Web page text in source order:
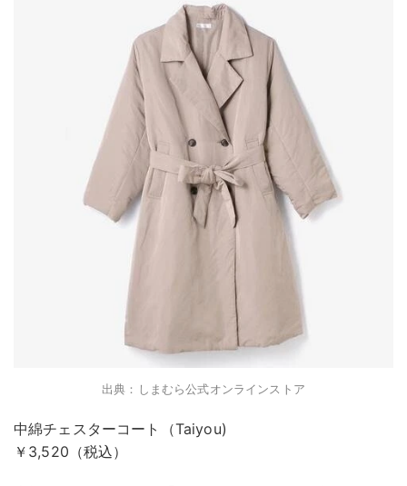
出典：しまむら公式オンラインストア
中綿チェスターコート（Taiyou)
￥3,520（税込）